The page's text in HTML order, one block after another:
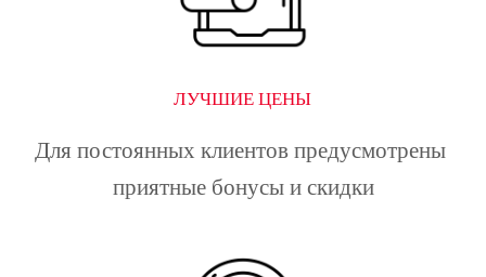
ЛУЧШИЕ ЦЕНЫ
Для постоянных клиентов предусмотрены
приятные бонусы и скидки